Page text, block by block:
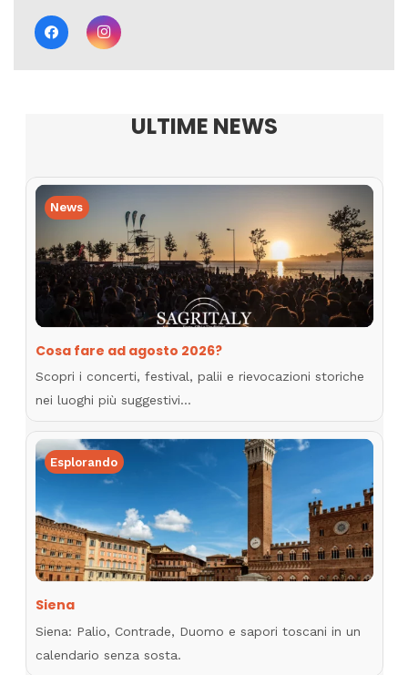
ULTIME NEWS
News
Cosa fare ad agosto 2026?
Scopri i concerti, festival, palii e rievocazioni storiche
nei luoghi più suggestivi…
Esplorando
Siena
Siena: Palio, Contrade, Duomo e sapori toscani in un
calendario senza sosta.